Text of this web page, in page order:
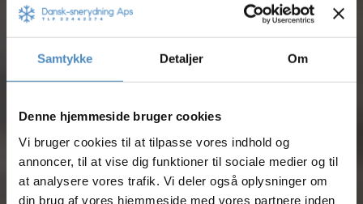
Samtykke Detaljer Om
Denne hjemmeside bruger cookies
Vi bruger cookies til at tilpasse vores indhold og
annoncer, til at vise dig funktioner til sociale medier og til
at analysere vores trafik. Vi deler også oplysninger om
din brug af vores hjemmeside med vores partnere inden